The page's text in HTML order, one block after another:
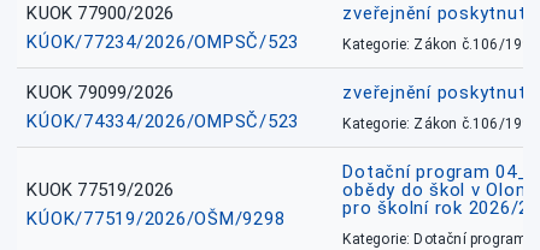
KUOK 77900/2026
KÚOK/77234/2026/OMPSČ/523
zveřejnění
Kategorie: Zákon č.106/1999
KUOK 79099/2026
KÚOK/74334/2026/OMPSČ/523
zveřejnění
Kategorie: Zákon č.106/1999
KUOK 77519/2026
KÚOK/77519/2026/OŠM/9298
Dotační program
obědy do škol v
pro školní rok 2026/
Kategorie: Dotační